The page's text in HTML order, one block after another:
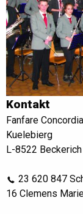
Kontakt
Fanfare
Kuelebierg
L-8522 Beckerich
23 620 847
16 Clemens